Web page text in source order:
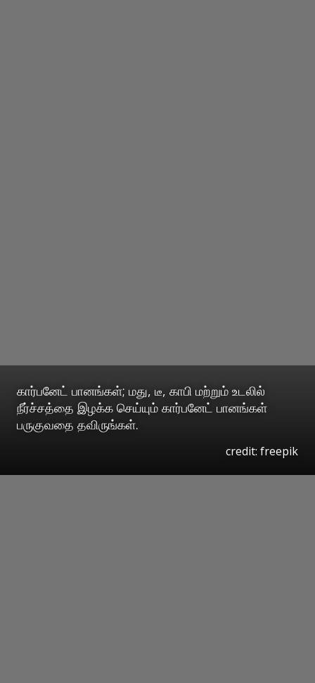
கார்பனேட் பானங்கள்; மது, டீ, காபி மற்றும் உடலில்
நீர்ச்சத்தை இழக்க செய்யும் கார்பனேட் பானங்கள்
பருகுவதை தவிருங்கள்.
credit: freepik